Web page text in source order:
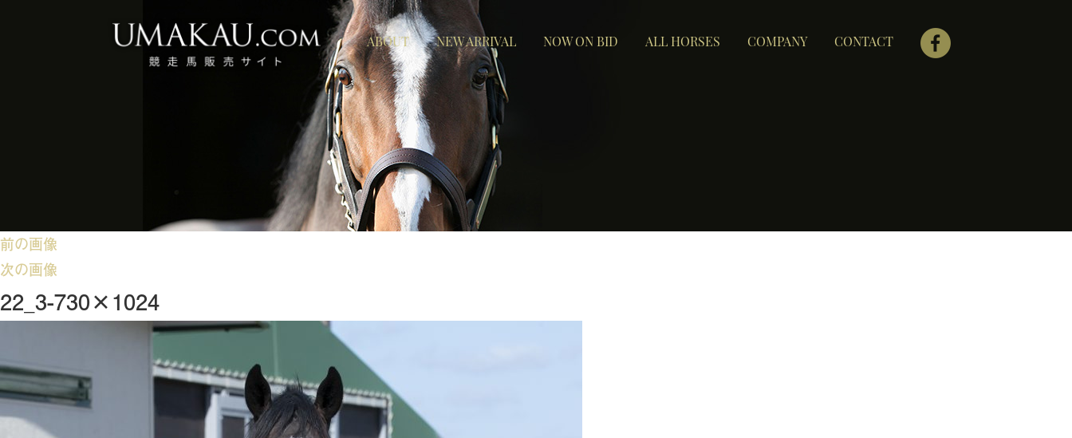
ABOUT NEW ARRIVAL NOW ON BID ALL HORSES COMPANY CONTACT
前の画像
次の画像
22_3-730×1024